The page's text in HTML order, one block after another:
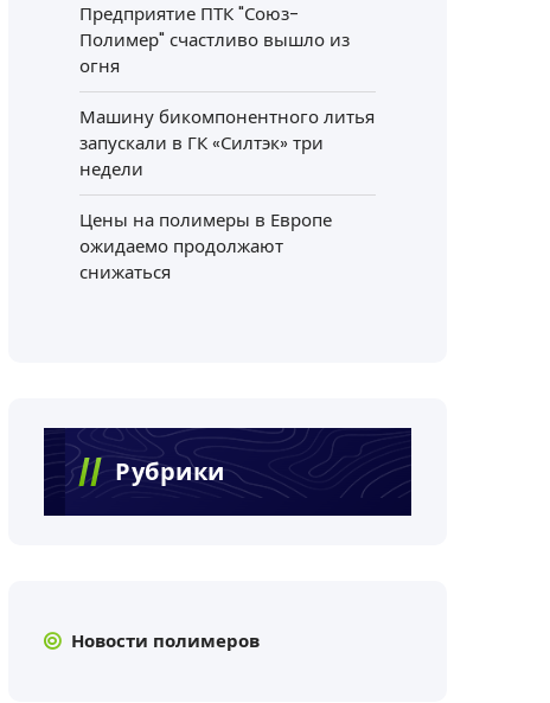
Предприятие ПТК "Союз-
Полимер" счастливо вышло из
огня
Машину бикомпонентного литья
запускали в ГК «Силтэк» три
недели
Цены на полимеры в Европе
ожидаемо продолжают
снижаться
Рубрики
Новости полимеров